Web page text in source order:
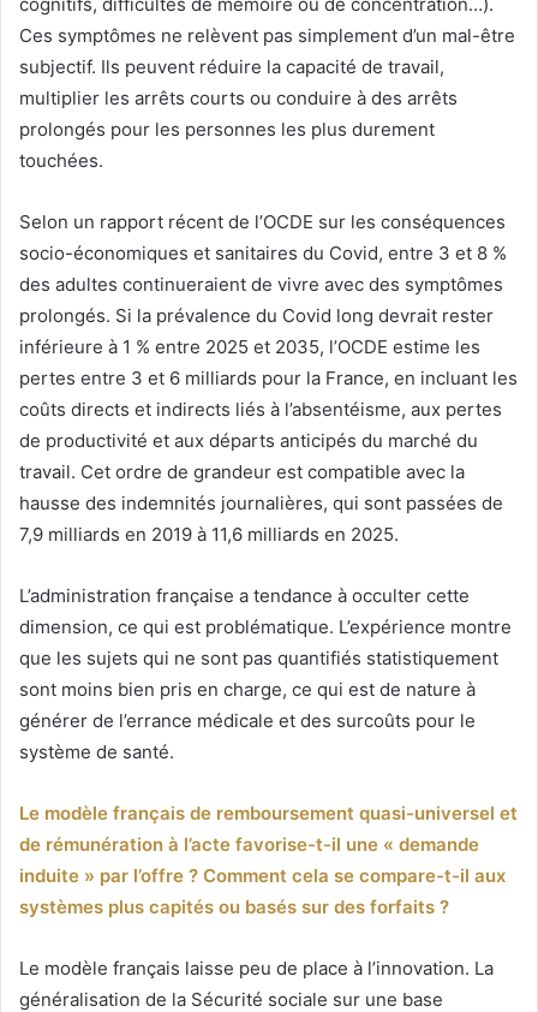
Ces symptômes ne relèvent pas simplement d’un mal-être
subjectif. Ils peuvent réduire la capacité de travail,
multiplier les arrêts courts ou conduire à des arrêts
prolongés pour les personnes les plus durement
touchées.
Selon un rapport récent de l’OCDE sur les conséquences
socio-économiques et sanitaires du Covid, entre 3 et 8 %
des adultes continueraient de vivre avec des symptômes
prolongés. Si la prévalence du Covid long devrait rester
inférieure à 1 % entre 2025 et 2035, l’OCDE estime les
pertes entre 3 et 6 milliards pour la France, en incluant les
coûts directs et indirects liés à l’absentéisme, aux pertes
de productivité et aux départs anticipés du marché du
travail. Cet ordre de grandeur est compatible avec la
hausse des indemnités journalières, qui sont passées de
7,9 milliards en 2019 à 11,6 milliards en 2025.
L’administration française a tendance à occulter cette
dimension, ce qui est problématique. L’expérience montre
que les sujets qui ne sont pas quantifiés statistiquement
sont moins bien pris en charge, ce qui est de nature à
générer de l’errance médicale et des surcoûts pour le
système de santé.
Le modèle français de remboursement quasi-universel et
de rémunération à l’acte favorise-t-il une « demande
induite » par l’offre ? Comment cela se compare-t-il aux
systèmes plus capités ou basés sur des forfaits ?
Le modèle français laisse peu de place à l’innovation. La
généralisation de la Sécurité sociale sur une base